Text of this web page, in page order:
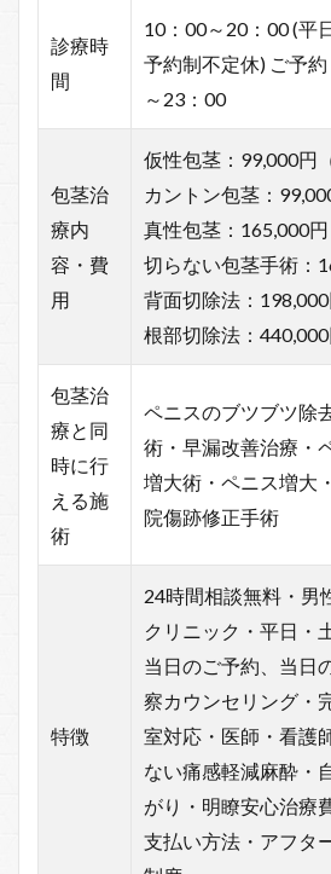
診療時
間
10：00～20：00 (平
予約制不定休) ご予
～23：00
包茎治
療内
容・費
用
仮性包茎：99,000円
カントン包茎：
真性包茎：165,000円
切らない包茎手術：
背面切除法：198,000
根部切除法：440,000
包茎治
療と同
時に行
える施
術
ペニスのブツブツ除
術・早漏改善治療・
増大術・ペニス増大
院傷跡修正手術
特徴
24時間相談無料・男
クリニック・平日・
当日のご予約、当日
察カウンセリング・
室対応・医師・看護
ない痛感軽減麻酔・
がり・明瞭安心治療
支払い方法・アフタ